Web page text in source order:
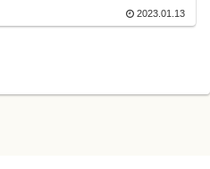
2023.01.13